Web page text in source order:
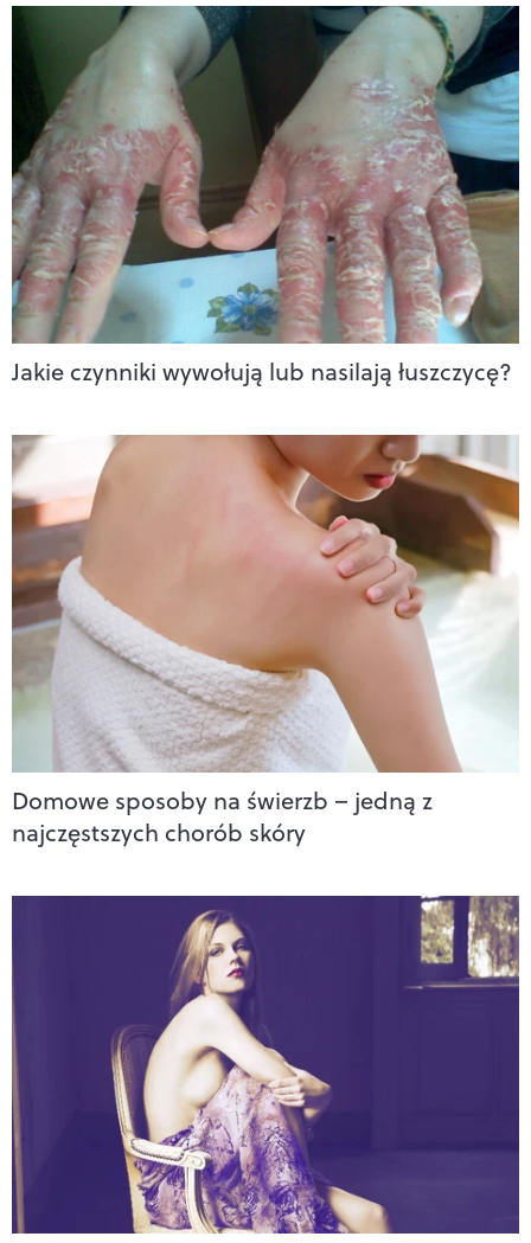
Jakie czynniki wywołują lub nasilają łuszczycę?
Domowe sposoby na świerzb – jedną z
najczęstszych chorób skóry